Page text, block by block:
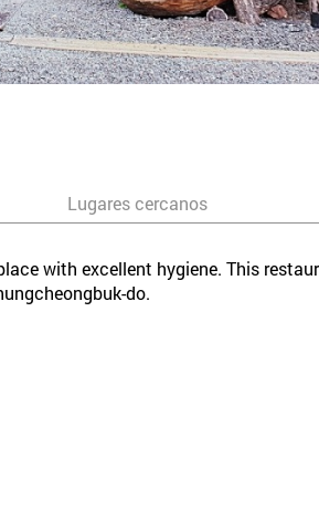
Lugares cercanos
with excellent hygiene. This
do.